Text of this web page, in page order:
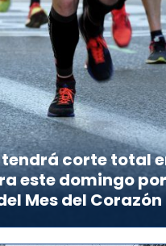
corte total
este domingo
Mes del Corazón